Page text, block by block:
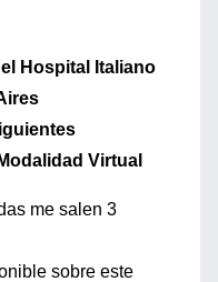
Hospital Italiano
Virtual
me salen 3
sobre este